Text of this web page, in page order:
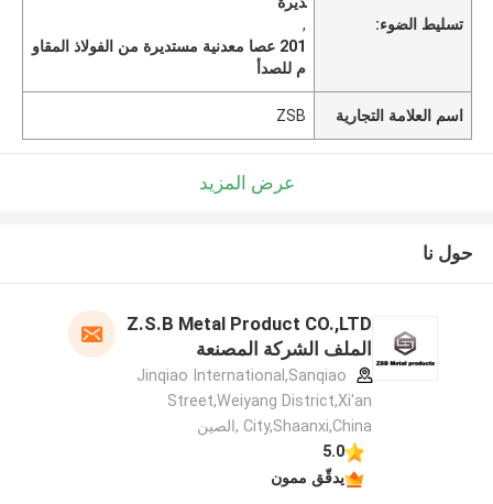
تسليط الضوء:
,
201 عصا معدنية مستديرة من الفولاذ المقاو
م للصدأ
اسم العلامة التجارية ZSB
عرض المزيد
حول نا
Z.S.B Metal Product CO.,LTD
الملف الشركة المصنعة
Jinqiao International,Sanqiao
Street,Weiyang District,Xi'an
City,Shaanxi,China ,الصين
5.0
يدقّق ممون